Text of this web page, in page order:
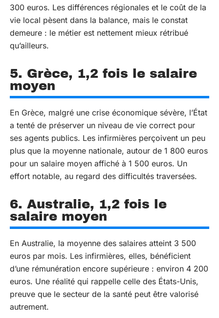
300 euros. Les différences régionales et le coût de la
vie local pèsent dans la balance, mais le constat
demeure : le métier est nettement mieux rétribué
qu’ailleurs.
5. Grèce, 1,2 fois le salaire
moyen
En Grèce, malgré une crise économique sévère, l’État
a tenté de préserver un niveau de vie correct pour
ses agents publics. Les infirmières perçoivent un peu
plus que la moyenne nationale, autour de 1 800 euros
pour un salaire moyen affiché à 1 500 euros. Un
effort notable, au regard des difficultés traversées.
6. Australie, 1,2 fois le
salaire moyen
En Australie, la moyenne des salaires atteint 3 500
euros par mois. Les infirmières, elles, bénéficient
d’une rémunération encore supérieure : environ 4 200
euros. Une réalité qui rappelle celle des États-Unis,
preuve que le secteur de la santé peut être valorisé
autrement.